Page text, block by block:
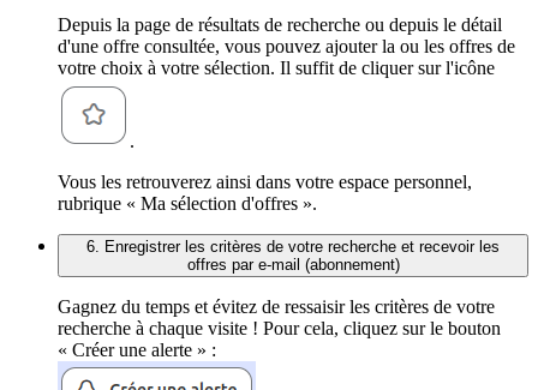
Depuis la page de résultats de recherche ou depuis le détail
d'une offre consultée, vous pouvez ajouter la ou les offres de
votre choix à votre sélection. Il suffit de cliquer sur l'icône
.
Vous les retrouverez ainsi dans votre espace personnel,
rubrique « Ma sélection d'offres ».
6. Enregistrer les critères de votre recherche et recevoir les
offres par e-mail (abonnement)
Gagnez du temps et évitez de ressaisir les critères de votre
recherche à chaque visite ! Pour cela, cliquez sur le bouton
« Créer une alerte » :